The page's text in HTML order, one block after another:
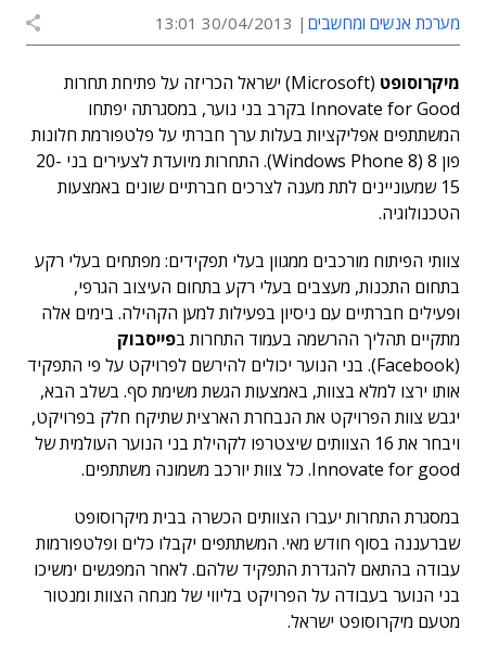
מערכת אנשים ומחשבים 30/04/2013 13:01
מיקרוסופט
(Microsoft) ישראל הכריזה על פתיחת תחרות
Innovate for Good בקרב בני נוער, במסגרתה יפתחו
המשתתפים אפליקציות בעלות ערך חברתי על פלטפורמת חלונות
פון 8 (Windows Phone 8). התחרות מיועדת לצעירים בני 20-
15 שמעוניינים לתת מענה לצרכים חברתיים שונים באמצעות
הטכנולוגיה.
צוותי הפיתוח מורכבים ממגוון בעלי תפקידים: מפתחים בעלי רקע
בתחום התכנות, מעצבים בעלי רקע בתחום העיצוב הגרפי,
ופעילים חברתיים עם ניסיון בפעילות למען הקהילה. בימים אלה
מתקיים תהליך ההרשמה בעמוד התחרות בפייסבוק
(Facebook). בני הנוער יכולים להירשם לפרויקט על פי התפקיד
אותו ירצו למלא בצוות, באמצעות הגשת משימת סף. בשלב הבא,
יגבש צוות הפרויקט את הנבחרת הארצית שתיקח חלק בפרויקט,
ויבחר את 16 הצוותים שיצטרפו לקהילת בני הנוער העולמית של
Innovate for good. כל צוות יורכב משמונה משתתפים.
במסגרת התחרות יעברו הצוותים הכשרה בבית מיקרוסופט
שברעננה בסוף חודש מאי. המשתתפים יקבלו כלים ופלטפורמות
עבודה בהתאם להגדרת התפקיד שלהם. לאחר המפגשים ימשיכו
בני הנוער בעבודה על הפרויקט בליווי של מנחה הצוות ומנטור
מטעם מיקרוסופט ישראל.